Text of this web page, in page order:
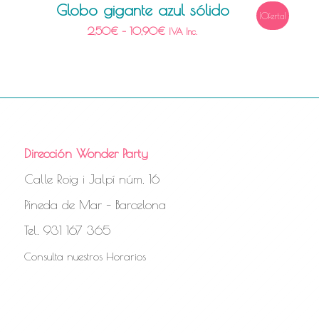
Globo gigante azul sólido
2,50€ –10,90€ IVA Inc.
¡Oferta!
Dirección Wonder Party
Calle Roig i Jalpí núm. 16
Pineda de Mar – Barcelona
Tel. 931 167 365
Consulta nuestros Horarios